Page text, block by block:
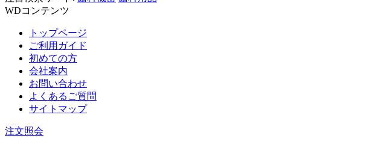
WDコンテンツ
トップページ
ご利用ガイド
初めての方
会社案内
お問い合わせ
よくあるご質問
サイトマップ
注文照会